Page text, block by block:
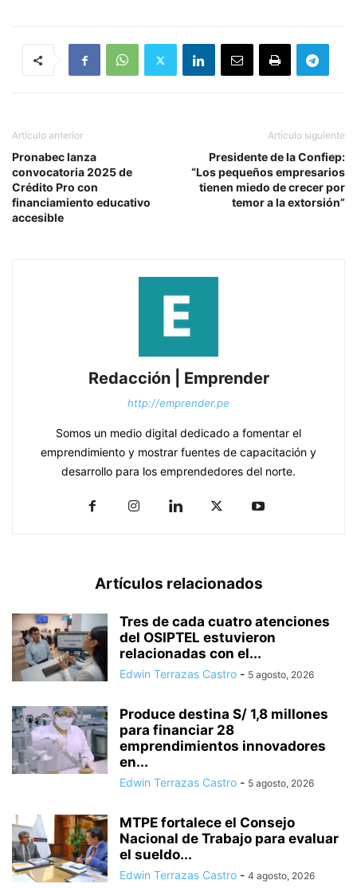
Artículo anterior
Pronabec lanza
convocatoria 2025 de
Crédito Pro con
financiamiento educativo
accesible
Artículo siguiente
Presidente de la Confiep:
“Los pequeños empresarios
tienen miedo de crecer por
temor a la extorsión”
Redacción | Emprender
http://emprender.pe
Somos un medio digital dedicado a fomentar el
emprendimiento y mostrar fuentes de capacitación y
desarrollo para los emprendedores del norte.
Artículos relacionados
Tres de cada cuatro atenciones
del OSIPTEL estuvieron
relacionadas con el...
Edwin Terrazas Castro - 5 agosto, 2026
Produce destina S/ 1,8 millones
para financiar 28
emprendimientos innovadores
en...
Edwin Terrazas Castro - 5 agosto, 2026
MTPE fortalece el Consejo
Nacional de Trabajo para evaluar
el sueldo...
Edwin Terrazas Castro - 4 agosto, 2026